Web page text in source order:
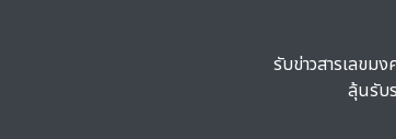
รับข่าวสารเลขม
ลุ้นรับ